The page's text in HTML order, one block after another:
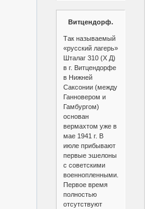
Витцендорф.
Так называемый
«русский лагерь»
Шталаг 310 (Х Д)
в г. Витцендорфе
в Нижней
Саксонии (между
Ганновером и
Гамбургом)
основан
вермахтом уже в
мае 1941 г. В
июле прибывают
первые эшелоны
с советскими
военнопленными.
Первое время
полностью
отсутствуют